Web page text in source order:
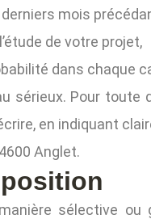
mois
de votre projet,
dans chaque
sérieux. Pour
en indiquant
Anglet.
sélective